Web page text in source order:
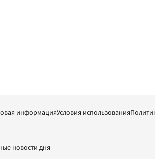
информацияУсловия использования
новости дня